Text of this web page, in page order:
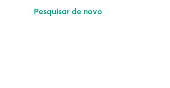
Pesquisar de novo